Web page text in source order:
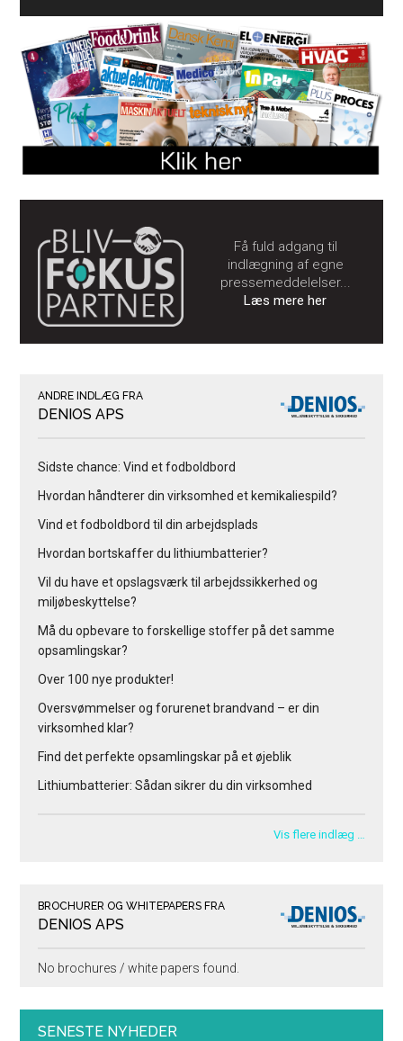
Få fuld adgang til
indlægning af egne
pressemeddelelser...
Læs mere her
ANDRE INDLÆG FRA
DENIOS APS
Sidste chance: Vind et fodboldbord
Hvordan håndterer din virksomhed et kemikaliespild?
Vind et fodboldbord til din arbejdsplads
Hvordan bortskaffer du lithiumbatterier?
Vil du have et opslagsværk til arbejdssikkerhed og
miljøbeskyttelse?
Må du opbevare to forskellige stoffer på det samme
opsamlingskar?
Over 100 nye produkter!
Oversvømmelser og forurenet brandvand – er din
virksomhed klar?
Find det perfekte opsamlingskar på et øjeblik
Lithiumbatterier: Sådan sikrer du din virksomhed
Vis flere indlæg …
BROCHURER OG WHITEPAPERS FRA
DENIOS APS
No brochures / white papers found.
SENESTE NYHEDER